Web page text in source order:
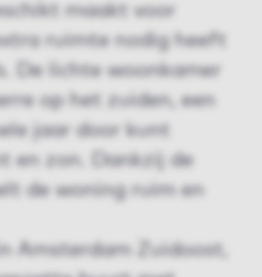
maakt voor
ruimte nodig heeft
De lichte woonkamer
op het zuiden, een
jaar door kunt
en zon. Dankzij de
de woning ruim en
Amsterdam Zuidoost,